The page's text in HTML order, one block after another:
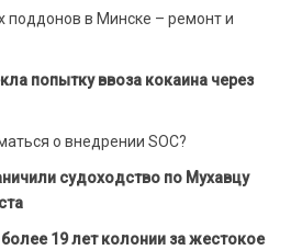
поддонов в Минске – ремонт и
попытку ввоза кокаина через
о внедрении SOC?
судоходство по Мухавцу
19 лет колонии за жестокое